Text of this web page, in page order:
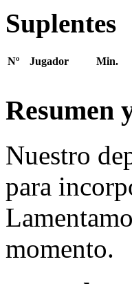
Suplentes
Nº Jugador Min.
Resumen
Nuestro
para
momento.